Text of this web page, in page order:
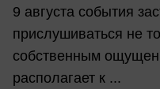
9 августа события
прислушиваться не
собственным
располагает к ...